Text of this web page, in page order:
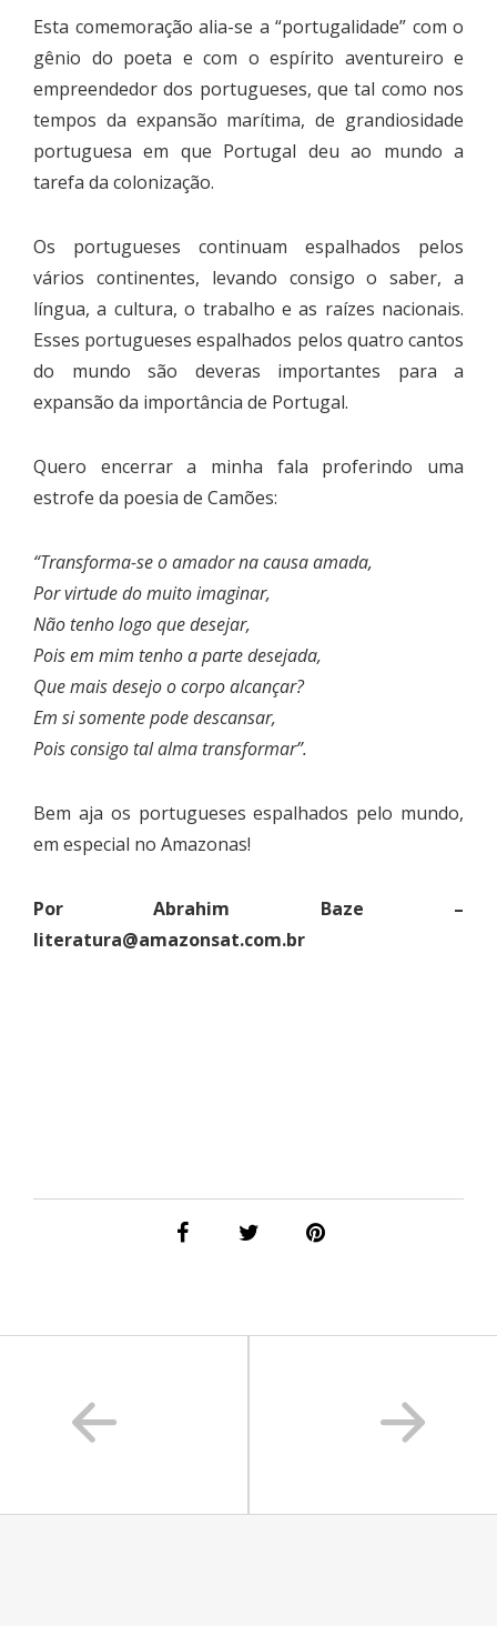
Esta comemoração alia-se a “portugalidade” com o
gênio do poeta e com o espírito aventureiro e
empreendedor dos portugueses, que tal como nos
tempos da expansão marítima, de grandiosidade
portuguesa em que Portugal deu ao mundo a
tarefa da colonização.
Os portugueses continuam espalhados pelos
vários continentes, levando consigo o saber, a
língua, a cultura, o trabalho e as raízes nacionais.
Esses portugueses espalhados pelos quatro cantos
do mundo são deveras importantes para a
expansão da importância de Portugal.
Quero encerrar a minha fala proferindo uma
estrofe da poesia de Camões:
“Transforma-se o amador na causa amada,
Por virtude do muito imaginar,
Não tenho logo que desejar,
Pois em mim tenho a parte desejada,
Que mais desejo o corpo alcançar?
Em si somente pode descansar,
Pois consigo tal alma transformar”.
Bem aja os portugueses espalhados pelo mundo,
em especial no Amazonas!
Por Abrahim Baze –
literatura@amazonsat.com.br